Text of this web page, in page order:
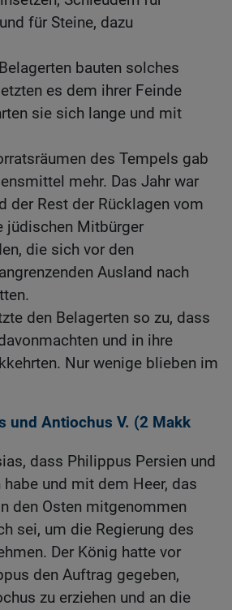
für Steine, dazu
bauten solches
es dem ihrer Feinde
sie sich lange und mit
des Tempels gab
mehr. Das Jahr war
der Rest der Rücklagen vom
jüdischen Mitbürger
die sich vor den
Ausland nach
den Belagerten so zu, dass
und in ihre
Nur wenige blieben im
und Antiochus V. (2 Makk
dass Philippus Persien und
und mit dem Heer, das
den Osten mitgenommen
sei, um die Regierung des
Der König hatte vor
den Auftrag gegeben,
zu erziehen und an die